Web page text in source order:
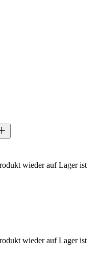
wieder auf Lager ist
wieder auf Lager ist